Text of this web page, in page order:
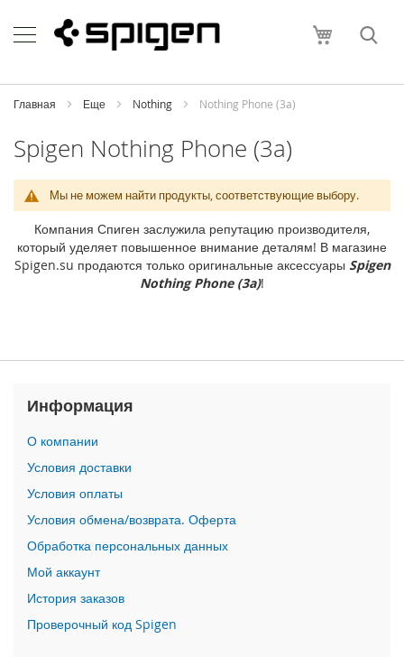
to
Content
Моя
h
o
i
P
h
e
1
M
P
h
o
n
e
1
7
P
r
o
i
Главная Еще Nothing Nothing Phone (3a)
Spigen Nothing Phone (3a)
Мы не можем найти продукты, соответствующие выбору.
Компания Спиген заслужила репутацию производителя,
который уделяет повышенное внимание деталям! В магазине
Spigen.su продаются только оригинальные аксессуары Spigen
Nothing Phone (3a)!
Информация
О компании
Условия доставки
Условия оплаты
Условия обмена/возврата. Оферта
Обработка персональных данных
Мой аккаунт
История заказов
Проверочный код Spigen